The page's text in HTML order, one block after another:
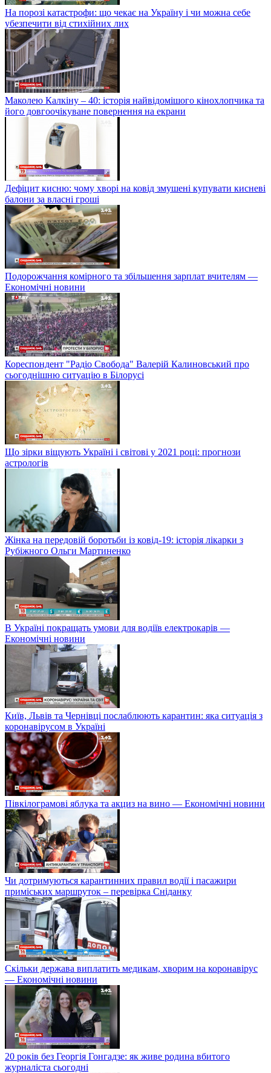
На порозі катастрофи: що чекає на Україну і чи можна себе
убезпечити від стихійних лих
Маколею Калкіну – 40: історія найвідомішого кінохлопчика та
його довгоочікуване повернення на екрани
Дефіцит кисню: чому хворі на ковід змушені купувати кисневі
балони за власні гроші
Подорожчання комірного та збільшення зарплат вчителям —
Економічні новини
Кореспондент "Радіо Свобода" Валерій Калиновський про
сьогоднішню ситуацію в Білорусі
Що зірки віщують Україні і світові у 2021 році: прогнози
астрологів
Жінка на передовій боротьби із ковід-19: історія лікарки з
Рубіжного Ольги Мартиненко
В Україні покращать умови для водіїв електрокарів —
Економічні новини
Київ, Львів та Чернівці послаблюють карантин: яка ситуація з
коронавірусом в Україні
Півкілограмові яблука та акциз на вино — Економічні новини
Чи дотримуються карантинних правил водії і пасажири
приміських маршруток – перевірка Сніданку
Скільки держава виплатить медикам, хворим на коронавірус
— Економічні новини
20 років без Георгія Гонгадзе: як живе родина вбитого
журналіста сьогодні